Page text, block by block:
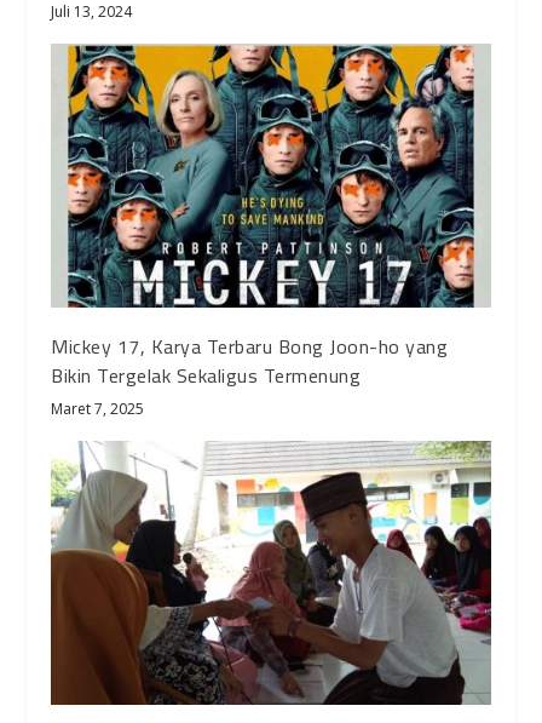
Juli 13, 2024
Mickey 17, Karya Terbaru Bong Joon-ho yang
Bikin Tergelak Sekaligus Termenung
Maret 7, 2025